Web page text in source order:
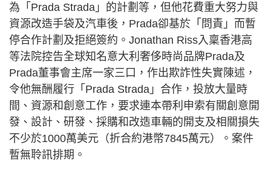
為「Prada Strada」的計劃等，但他花費重大努力與
資源改造手袋及汽車後，Prada卻基於「問責」而暫
停合作計劃及拒絕簽約。Jonathan Riss入稟香港高
等法院控告全球知名意大利奢侈時尚品牌Prada及
Prada董事會主席一家三口，作出欺詐性失實陳述，
令他無酬履行「Prada Strada」合作，投放大量時
間、資源和創意工作，要求連本帶利申索有關創意開
發、設計、研發、採購和改造車輛的開支及相關損失
不少於1000萬美元（折合約港幣7845萬元）。案件
暫無聆訊排期。